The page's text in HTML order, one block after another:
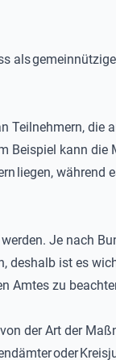
als
Teilnehmern, die
Beispiel kann die
liegen, während
Je nach
, deshalb ist es
Amtes zu
der Art der
oder